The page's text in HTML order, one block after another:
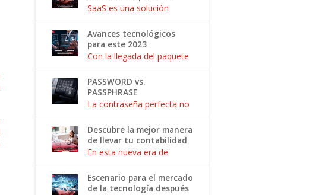
años la OMS se dio a la
empresariales
SaaS es una solución
en la que a través de
aplicaciones a las cuales
se puede entrar mediante
cualquier disposit...
Avances tecnológicos
para este 2023
Con la llegada del paquete
poniendo en marcha la
búsqueda de nuevos retos
y de igual manera
tecnologías que nos
PASSWORD vs.
PASSPHRASE
La contraseña perfecta no
para crear una difícil de
descifrar. Uno de los
consejos más
Descubre la mejor manera
de llevar tu contabilidad
con sistemas de
En esta nueva era de
puede generar diferentes
cambios en los procesos
Escenario para el mercado
de la tecnología después